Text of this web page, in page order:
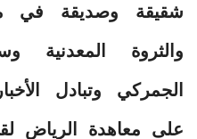
شقيقة وصديقة في
والثروة المعدنية
الجمركي وتبادل
على معاهدة الرياض